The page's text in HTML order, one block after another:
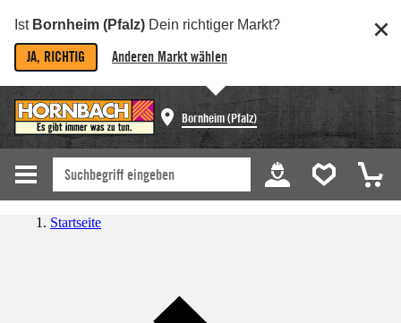
Ist Bornheim (Pfalz) Dein richtiger Markt?
JA, RICHTIG Anderen Markt wählen
Bornheim (Pfalz)
Startseite